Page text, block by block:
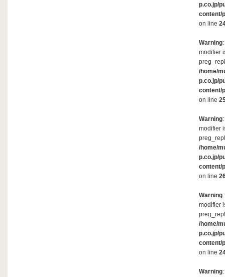
p.co.jp/
content/
on line
Warning
modifier
/home/
p.co.jp/
content/
on line
Warning
modifier
/home/
p.co.jp/
content/
on line
Warning
modifier
/home/
p.co.jp/
content/
on line
Warning